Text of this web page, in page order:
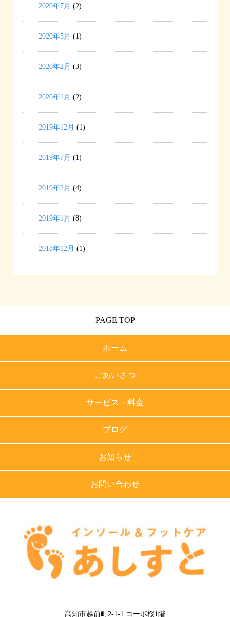
2020年7月 (2)
2020年5月 (1)
2020年2月 (3)
2020年1月 (2)
2019年12月 (1)
2019年7月 (1)
2019年2月 (4)
2019年1月 (8)
2018年12月 (1)
PAGE TOP
ホーム
ごあいさつ
サービス・料金
ブログ
お知らせ
お問い合わせ
高知市越前町2-1-1 コーポ桜1階